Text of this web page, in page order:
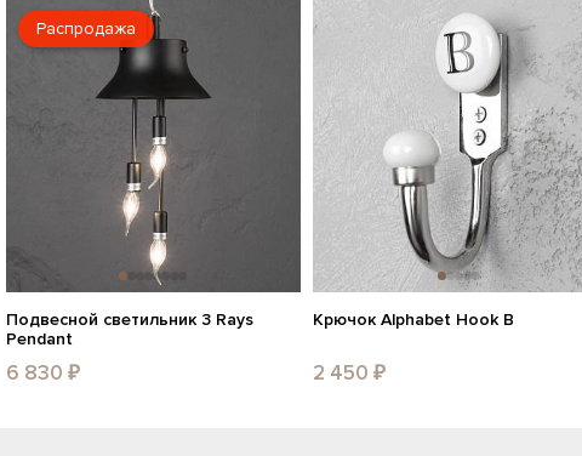
Распродажа
Подвесной светильник 3 Rays
Pendant
6 830 ₽
Крючок Alphabet Hook B
2 450 ₽